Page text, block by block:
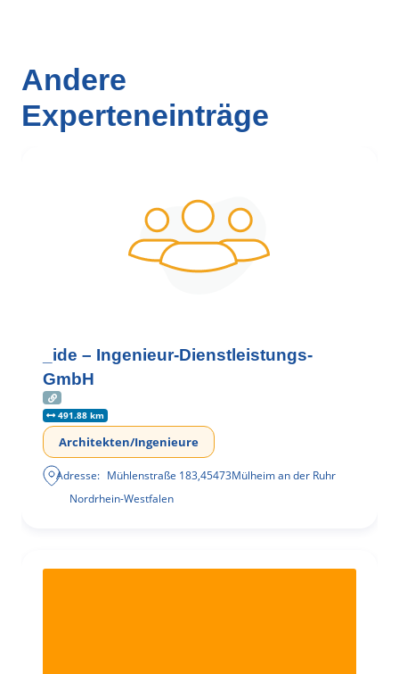
Andere
Experteneinträge
_ide – Ingenieur-Dienstleistungs-
GmbH
491.88 km
Architekten/Ingenieure
Adresse: Mühlenstraße 183,45473Mülheim an der Ruhr
Nordrhein-Westfalen